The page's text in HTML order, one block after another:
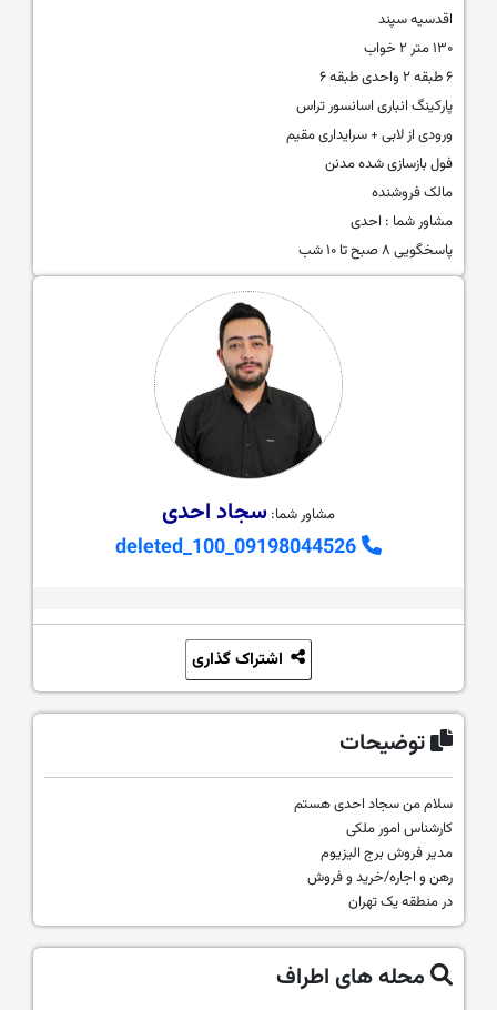
اقدسیه سپند
۱۳۰ متر ۲ خواب
۶ طبقه ۲ واحدی طبقه ۶
پارکینگ انباری اسانسور تراس
ورودی از لابی + سرایداری مقیم
فول بازسازی شده مدنن
مالک فروشنده
مشاور شما : احدی
پاسخگویی ۸ صبح تا ۱۰ شب
مشاور شما: سجاد احدی
توضیحات
سلام من سجاد احدی هستم
کارشناس امور ملکی
مدیر فروش برج الیزیوم
رهن و اجاره/خرید و فروش
در منطقه یک تهران
محله های اطراف